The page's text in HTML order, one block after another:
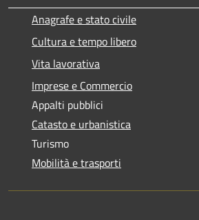
Anagrafe e stato civile
Cultura e tempo libero
Vita lavorativa
Imprese e Commercio
Appalti pubblici
Catasto e urbanistica
Turismo
Mobilità e trasporti